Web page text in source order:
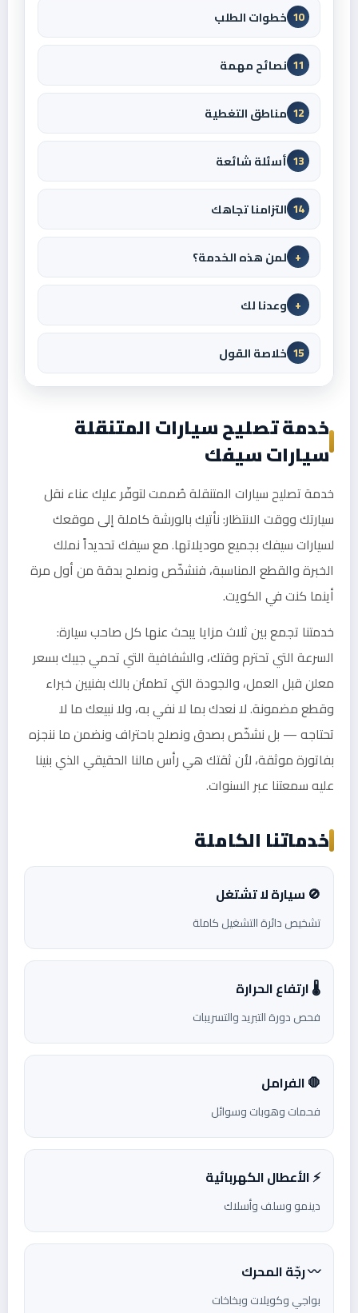
10 خطوات الطلب
11 نصائح مهمة
12 مناطق التغطية
13 أسئلة شائعة
14 التزامنا تجاهك
+ لمن هذه الخدمة؟
+ وعدنا لك
15 خلاصة القول
خدمة تصليح سيارات المتنقلة
سيارات سيفك
خدمة تصليح سيارات المتنقلة صُممت لتوفّر عليك عناء نقل
سيارتك ووقت الانتظار: نأتيك بالورشة كاملة إلى موقعك
لسيارات سيفك بجميع موديلاتها. مع سيفك تحديداً نملك
الخبرة والقطع المناسبة، فنشخّص ونصلح بدقة من أول مرة
أينما كنت في الكويت.
خدمتنا تجمع بين ثلاث مزايا يبحث عنها كل صاحب سيارة:
السرعة التي تحترم وقتك، والشفافية التي تحمي جيبك بسعر
معلن قبل العمل، والجودة التي تطمئن بالك بفنيين خبراء
وقطع مضمونة. لا نعدك بما لا نفي به، ولا نبيعك ما لا
تحتاجه — بل نشخّص بصدق ونصلح باحتراف ونضمن ما ننجزه
بفاتورة موثقة، لأن ثقتك هي رأس مالنا الحقيقي الذي بنينا
عليه سمعتنا عبر السنوات.
خدماتنا الكاملة
🚫 سيارة لا تشتغل
تشخيص دائرة التشغيل كاملة
🌡️ ارتفاع الحرارة
فحص دورة التبريد والتسريبات
🛑 الفرامل
فحمات وهوبات وسوائل
⚡ الأعطال الكهربائية
دينمو وسلف وأسلاك
〰️ رجّة المحرك
بواجي وكويلات وبخاخات